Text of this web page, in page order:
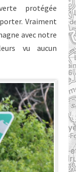
protégée
Vraiment
avec notre
vu aucun